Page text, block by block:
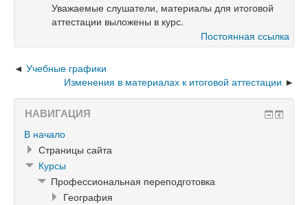
Уважаемые слушатели, материалы для итоговой
аттестации выложены в курс.
Постоянная ссылка
Учебные графики
Изменения в материалах к итоговой аттестации
НАВИГАЦИЯ
В начало
Страницы сайта
Курсы
Профессиональная переподготовка
География